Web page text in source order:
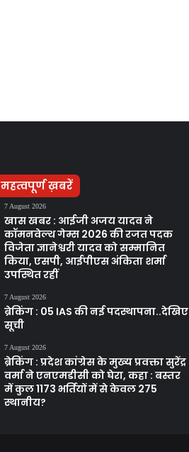
महत्वपूर्ण ख़बरें
7 August 2026
खास खबर : आईजी अजय यादव ने
कॉमनवेल्थ गेम्स 2026 की रजत पदक
विजेता ज्ञानेश्वरी यादव को सम्मानित
किया, एसपी, आईपीएस अंकिता शर्मा
उपस्थित रहीं
7 August 2026
ब्रेकिंग : 05 IAS की नई पदस्थापना..देखिए
सूची
7 August 2026
ब्रेकिंग : प्रदेश कांग्रेस के मुख्य प्रवक्ता सुरेंद्र
वर्मा ने एनएमडीसी को घेरा, कहा : बस्तर
में कुल 1173 भर्तियों में से केवल 275
स्थानीय?